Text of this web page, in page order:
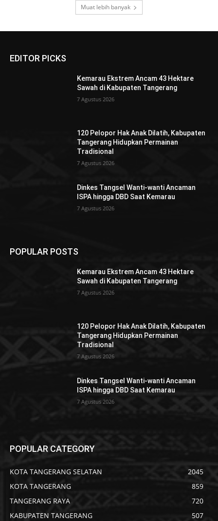
Muat lebih banyak
EDITOR PICKS
Kemarau Ekstrem Ancam 43 Hektare
Sawah di Kabupaten Tangerang
7 Agustus 2026
120 Pelopor Hak Anak Dilatih, Kabupaten
Tangerang Hidupkan Permainan
Tradisional
7 Agustus 2026
Dinkes Tangsel Wanti-wanti Ancaman
ISPA hingga DBD Saat Kemarau
7 Agustus 2026
POPULAR POSTS
Kemarau Ekstrem Ancam 43 Hektare
Sawah di Kabupaten Tangerang
7 Agustus 2026
120 Pelopor Hak Anak Dilatih, Kabupaten
Tangerang Hidupkan Permainan
Tradisional
7 Agustus 2026
Dinkes Tangsel Wanti-wanti Ancaman
ISPA hingga DBD Saat Kemarau
7 Agustus 2026
POPULAR CATEGORY
KOTA TANGERANG SELATAN
2045
KOTA TANGERANG
859
TANGERANG RAYA
720
KABUPATEN TANGERANG
507